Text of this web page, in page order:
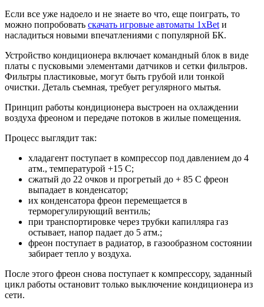
Если все уже надоело и не знаете во что, еще поиграть, то
можно попробовать скачать игровые автоматы 1xBet и
насладиться новыми впечатлениями с популярной БК.
Устройство кондиционера включает командный блок в виде
платы с пусковыми элементами датчиков и сетки фильтров.
Фильтры пластиковые, могут быть грубой или тонкой
очистки. Деталь съемная, требует регулярного мытья.
Принцип работы кондиционера выстроен на охлаждении
воздуха фреоном и передаче потоков в жилые помещения.
Процесс выглядит так:
хладагент поступает в компрессор под давлением до 4
атм., температурой +15 С;
сжатый до 22 очков и прогретый до + 85 С фреон
выпадает в конденсатор;
их конденсатора фреон перемещается в
терморегулирующий вентиль;
при транспортировке через трубки капилляра газ
остывает, напор падает до 5 атм.;
фреон поступает в радиатор, в газообразном состоянии
забирает тепло у воздуха.
После этого фреон снова поступает к компрессору, заданный
цикл работы остановит только выключение кондиционера из
сети.